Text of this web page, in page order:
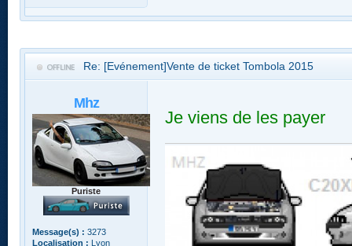
Re: [Evénement]Vente de ticket Tombola 2015
Mhz
Puriste
Message(s) : 3273
Localisation : Lyon
Je viens de les payer